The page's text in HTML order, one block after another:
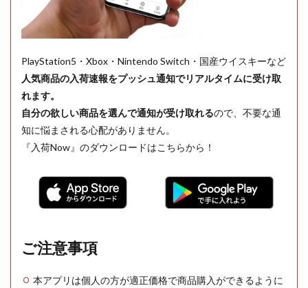
PlayStation5・Xbox・Nintendo Switch・国産ウイスキーなど
人気商品の入荷速報をプッシュ通知でリアルタイムに受け取
れます。
自分の欲しい商品を選んで通知が受け取れるので、不要な通
知に悩まされる心配がありません。
『入荷Now』のダウンロードはこちらから！
ご注意事項
本アプリは個人の方が適正価格で商品購入ができるように